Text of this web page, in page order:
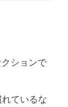
ションで
ているな